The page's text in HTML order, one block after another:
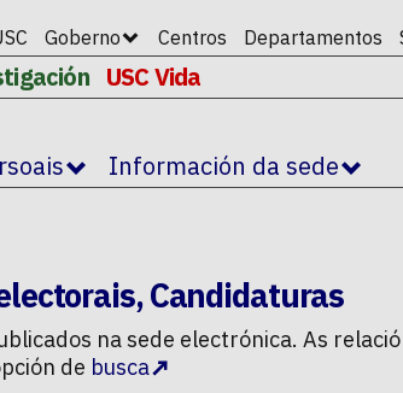
Goberno Centros Departamentos
USC Vida
Información da sede
,Candidaturas
na sede electrónica. As
de busca